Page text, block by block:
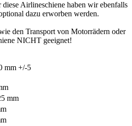
diese Airlineschiene haben wir ebenfalls
dazu erworben werden.
den Transport von Motorrädern oder
NICHT geeignet!
mm +/-5
mm